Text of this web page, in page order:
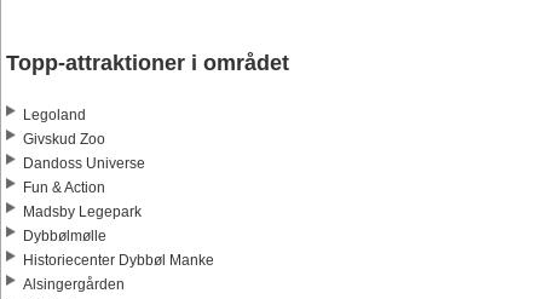
Topp-attraktioner i området
Legoland
Givskud Zoo
Dandoss Universe
Fun & Action
Madsby Legepark
Dybbølmølle
Historiecenter Dybbøl Manke
Alsingergården